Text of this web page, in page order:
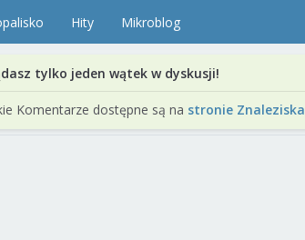
Hity Mikroblog
tylko jeden wątek w dyskusji!
Komentarze dostępne są na stronie Znaleziska